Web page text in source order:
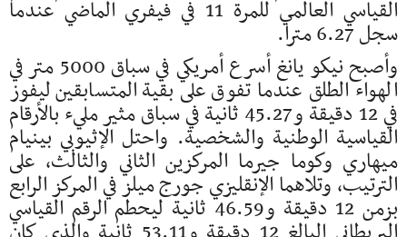
القياسي العالمي للمرة 11 في فيفري الماضي عندما
سجل 6.27 مترا.
وأصبح نيكو يانغ أسرع أمريكي في سباق 5000 متر في
الهواء الطلق عندما تفوق على بقية المتسابقين ليفوز
في 12 دقيقة و45.27 ثانية في سباق مثير مليء بالأرقام
القياسية الوطنية والشخصية. واحتل الإثيوبي بينيام
ميهاري وكوما جيرما المركزين الثاني والثالث، على
الترتيب، وتلاهما الإنقليزي جورج ميلز في المركز الرابع
بزمن 12 دقيقة و46.59 ثانية ليحطم الرقم القياسي